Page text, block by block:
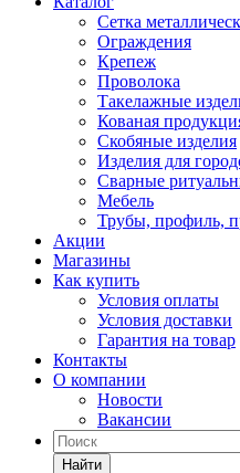
Сетка
Ограждения
Крепеж
Проволока
Такелажные
Кованая
Скобяные изделия
Изделия для
Сварные
Мебель
Трубы, профиль,
Акции
Магазины
Как купить
Условия оплаты
Условия доставки
Гарантия на товар
Контакты
О компании
Новости
Вакансии
Найти